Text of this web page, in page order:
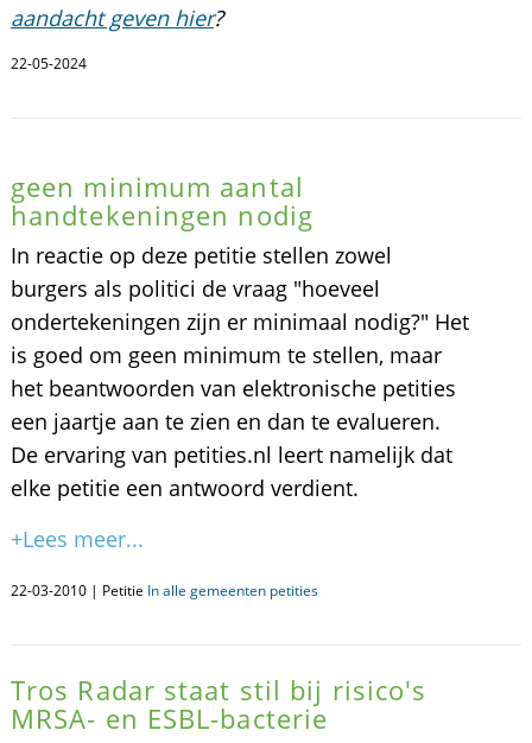
aandacht geven hier?
22-05-2024
geen minimum aantal
handtekeningen nodig
In reactie op deze petitie stellen zowel
burgers als politici de vraag "hoeveel
ondertekeningen zijn er minimaal nodig?" Het
is goed om geen minimum te stellen, maar
het beantwoorden van elektronische petities
een jaartje aan te zien en dan te evalueren.
De ervaring van petities.nl leert namelijk dat
elke petitie een antwoord verdient.
+Lees meer...
22-03-2010 | Petitie In alle gemeenten petities
Tros Radar staat stil bij risico's
MRSA- en ESBL-bacterie